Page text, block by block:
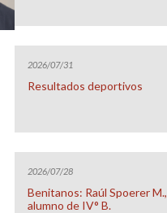
2026/07/31
Resultados deportivos
2026/07/28
Benitanos: Raúl Spoerer M.,
alumno de IV° B.